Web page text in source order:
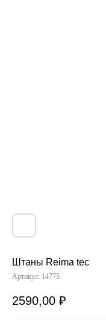
Штаны Reima tec
Артикул: 14775
2590,00 ₽